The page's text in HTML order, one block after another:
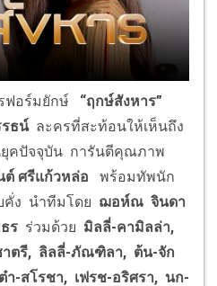
ฟอร์มยักษ์ “ฤกษ์สังหาร”
ธน์ละครที่สะท้อนให้เห็นถึง
คปัจจุบัน การันตีคุณภาพ
ต์ ศรีแก้วหล่อ พร้อมทัพนัก
คั่ง นำทีมโดย ฌอห์ณ จินดา
ร ร่วมด้วย มิลลี่-คามิลล่า,
ตรี, ลิลลี่-ภัณฑิลา, ต้น-จัก
-สโรชา, เฟรช-อริศรา, นก-